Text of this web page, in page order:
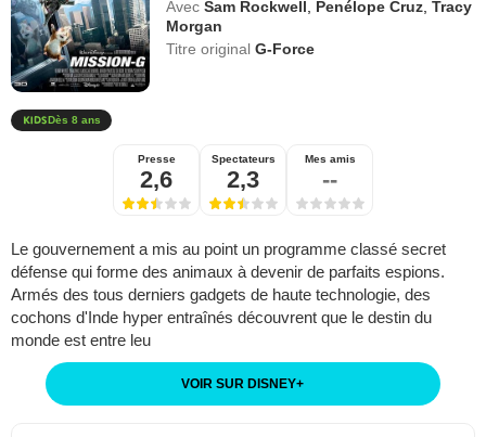
Avec Sam Rockwell Penélope Cruz ,Tracy
Morgan
Titre originalG-Force
Dès 8 ans
Presse
2,6
Spectateurs
2,3
Mes amis
--
Le gouvernement a mis au point un programme classé secret
défense qui forme des animaux à devenir de parfaits espions.
Armés des tous derniers gadgets de haute technologie, des
cochons d'Inde hyper entraînés découvrent que le destin du
monde est entre leu
VOIR SUR DISNEY+